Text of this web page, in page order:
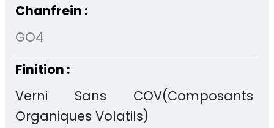
Chanfrein :
GO4
Finition :
Verni Sans COV(Composants
Organiques Volatils)